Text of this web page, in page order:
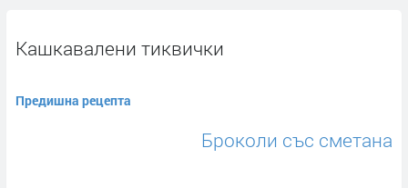
Кашкавалени тиквички
Предишна рецепта
Броколи със сметана